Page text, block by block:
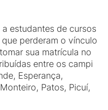
estudantes de cursos
perderam o vínculo
sua matrícula no
entre os campi
Esperança,
Patos, Picuí,